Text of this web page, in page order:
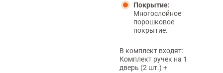
Покрытие:
Многослойное
порошковое
покрытие.
В комплект входят:
Комплект ручек на 1
дверь (2 шт.) +